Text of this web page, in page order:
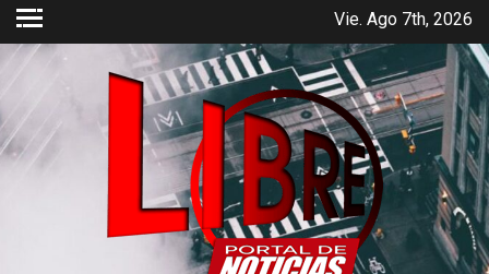
Saltar
contenido
Vie. Ago 7th, 2026